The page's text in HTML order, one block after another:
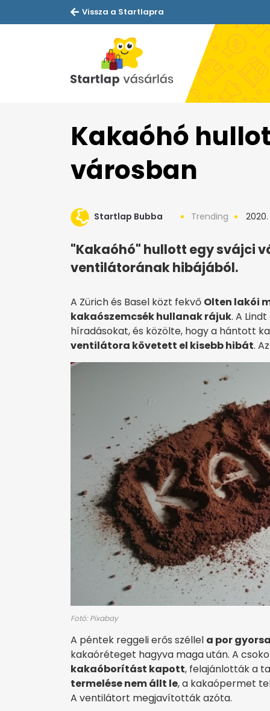
Vissza a Startlapra
Kakaóhó
városban
Startlap Bubba Trending
"Kakaóhó" hullott egy svájci
ventilátorának hibájából.
A Zürich és Basel közt fekvő Olten lakói
kakaószemcsék hullanak rájuk. A
híradásokat, és közölte, hogy a hántott
ventilátora követett el kisebb hibát.
Fotó: Pixabay
A péntek reggeli erős széllel a por
kakaóréteget hagyva maga után. A
kakaóborítást kapott, felajánlották a
termelése nem állt le, a kakaópermet
A ventilátort megjavították azóta.